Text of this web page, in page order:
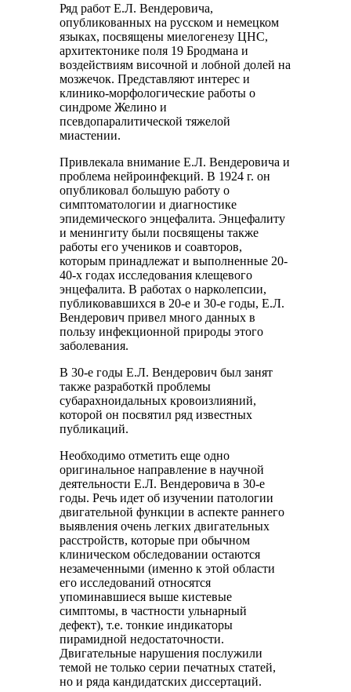
Ряд работ Е.Л. Вендеровича,
опубликованных на русском и немецком
языках, посвящены миелогенезу ЦНС,
архитектонике поля 19 Бродмана и
воздействиям височной и лобной долей на
мозжечок. Представляют интерес и
клинико-морфологические работы о
синдроме Желино и
псевдопаралитической тяжелой
миастении.
Привлекала внимание Е.Л. Вендеровича и
проблема нейроинфекций. В 1924 г. он
опубликовал большую работу о
симптоматологии и диагностике
эпидемического энцефалита. Энцефалиту
и менингиту были посвящены также
работы его учеников и соавторов,
которым принадлежат и выполненные 20-
40-х годах исследования клещевого
энцефалита. В работах о нарколепсии,
публиковавшихся в 20-е и 30-е годы, Е.Л.
Вендерович привел много данных в
пользу инфекционной природы этого
заболевания.
В 30-е годы Е.Л. Вендерович был занят
также разработкй проблемы
субарахноидальных кровоизлияний,
которой он посвятил ряд известных
публикаций.
Необходимо отметить еще одно
оригинальное направление в научной
деятельности Е.Л. Вендеровича в 30-е
годы. Речь идет об изучении патологии
двигательной функции в аспекте раннего
выявления очень легких двигательных
расстройств, которые при обычном
клиническом обследовании остаются
незамеченными (именно к этой области
его исследований относятся
упоминавшиеся выше кистевые
симптомы, в частности ульнарный
дефект), т.е. тонкие индикаторы
пирамидной недостаточности.
Двигательные нарушения послужили
темой не только серии печатных статей,
но и ряда кандидатских диссертаций.